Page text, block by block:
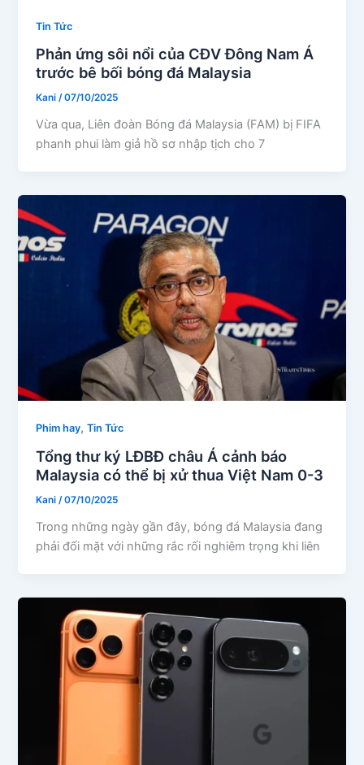
Tin Tức
Phản ứng sôi nổi của CĐV Đông Nam Á
trước bê bối bóng đá Malaysia
Kani/07/10/2025
Vừa qua, Liên đoàn Bóng đá Malaysia (FAM) bị FIFA
phanh phui làm giả hồ sơ nhập tịch cho 7
Phim hay,Tin Tức
Tổng thư ký LĐBĐ châu Á cảnh báo
Malaysia có thể bị xử thua Việt Nam 0-3
Kani/07/10/2025
Trong những ngày gần đây, bóng đá Malaysia đang
phải đối mặt với những rắc rối nghiêm trọng khi liên